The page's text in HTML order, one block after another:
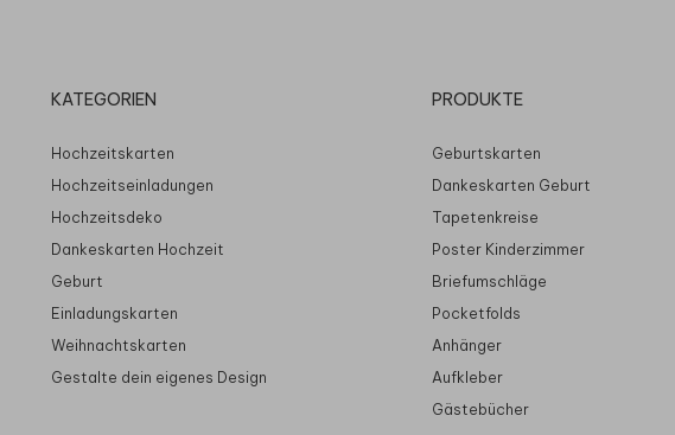
KATEGORIEN
Hochzeitskarten
Hochzeitseinladungen
Hochzeitsdeko
Dankeskarten Hochzeit
Geburt
Einladungskarten
Weihnachtskarten
Gestalte dein eigenes Design
PRODUKTE
Geburtskarten
Dankeskarten Geburt
Tapetenkreise
Poster Kinderzimmer
Briefumschläge
Pocketfolds
Anhänger
Aufkleber
Gästebücher